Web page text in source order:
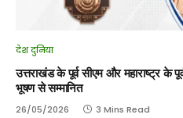
देश दुनिया
उत्तराखंड के पूर्व सीएम और महाराष्ट्र के
भूषण से सम्मानित
26/05/2026 3 Mins Read